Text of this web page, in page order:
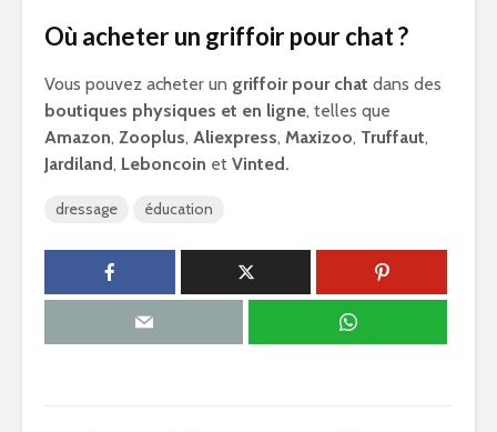
Où acheter un griffoir pour chat ?
Vous pouvez acheter un griffoir pour chat dans des
boutiques physiques et en ligne, telles que
Amazon, Zooplus, Aliexpress, Maxizoo, Truffaut,
Jardiland, Leboncoin et Vinted.
dressage éducation